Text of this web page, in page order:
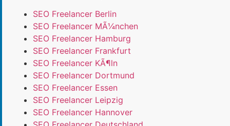
SEO Freelancer Berlin
SEO Freelancer MÃ¼nchen
SEO Freelancer Hamburg
SEO Freelancer Frankfurt
SEO Freelancer KÃ¶ln
SEO Freelancer Dortmund
SEO Freelancer Essen
SEO Freelancer Leipzig
SEO Freelancer Hannover